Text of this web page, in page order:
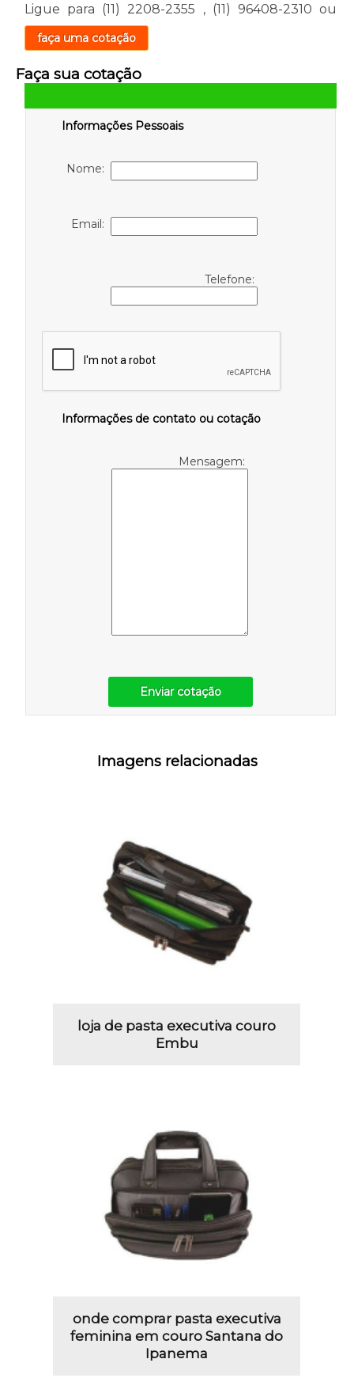
Ligue para (11) 2208-2355 , (11) 96408-2310 ou
faça uma cotação
Faça sua cotação
Informações Pessoais
Nome:
Email:
Telefone:
Informações de contato ou cotação
Mensagem:
Enviar cotação
Imagens relacionadas
loja de pasta executiva couro
Embu
onde comprar pasta executiva
feminina em couro Santana do
Ipanema